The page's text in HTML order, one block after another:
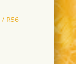
/ R56